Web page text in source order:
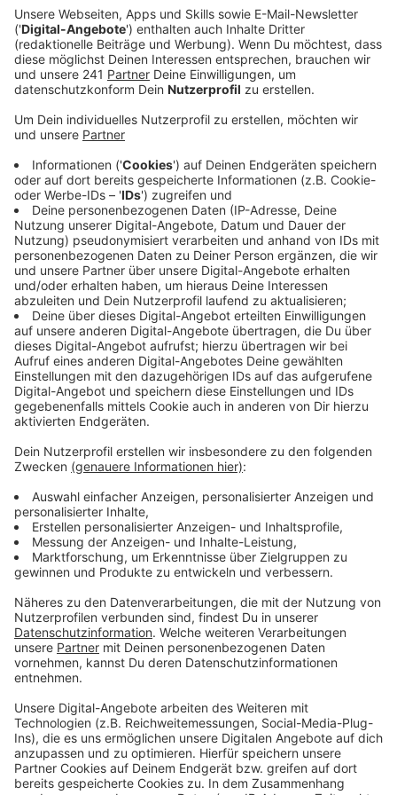
Veröffentlicht:Freitag, 27.06.2025 07:18
Anzeige
Schon getestet: Exzellente Akustik
Anzeige
Hier gibt es künftig 450 Plätze und bewegliche
Bodenplatten. So soll das Studio nicht nur der
Probenraum für das Beethovenorchester sein, sondern
steht auch für Veranstaltungen zur Verfügung:
Tagungen, Feiern, Konzerte. Die Bonnerinnen und
Bonner können sich auf eine exzellente Akustik freuen,
verspricht die Stadt Bonn.
Anzeige
So geht es weiter
Anzeige
Als Nächstes wird der Hochbau fertiggestellt, das
Gebäude bekommt Möbel, und die Außenanlagen
werden hergerichtet. Im August werden dann die
gereinigten Pfeifen der Orgel im Großen Saal nochmal
abgestimmt. Am 1. September wird die Stadt die
fertige Beethovenhalle an den Betreiber übergeben,
die Bonn Conference Center Management GmbH. Die
feierliche Eröffnung der Halle mit einem Konzert des
Beethoven Orchesters wird es - wie geplant - am 16.
Dezember geben.
Anzeige